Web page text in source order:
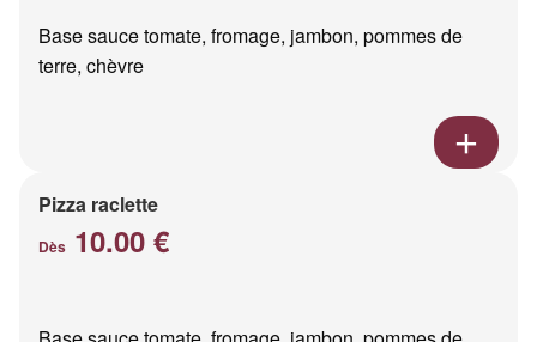
Base sauce tomate, fromage, jambon, pommes de
terre, chèvre
Pizza raclette
Dès 10.00 €